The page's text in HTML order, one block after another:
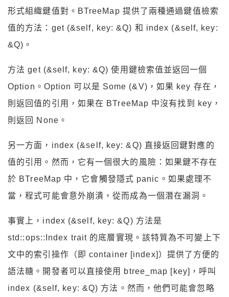
形式組織鍵值對。BTreeMap 提供了兩種通過鍵值檢索
值的方法：get (&self, key: &Q) 和 index (&self, key:
&Q)。
方法 get (&self, key: &Q) 使用鍵檢索值並返回一個
Option。Option 可以是 Some (&V)，如果 key 存在，
則返回值的引用，如果在 BTreeMap 中沒有找到 key，
則返回 None。
另一方面，index (&self, key: &Q) 直接返回鍵對應的
值的引用。然而，它有一個很大的風險：如果鍵不存在
於 BTreeMap 中，它會觸發隱式 panic。如果處理不
當，程式可能會意外崩潰，從而成為一個潛在漏洞。
事實上，index (&self, key: &Q) 方法是
std::ops::Index trait 的底層實現。該特質為不可變上下
文中的索引操作（即 container [index]）提供了方便的
語法糖。開發者可以直接使用 btree_map [key]，呼叫
index (&self, key: &Q) 方法。然而，他們可能會忽略